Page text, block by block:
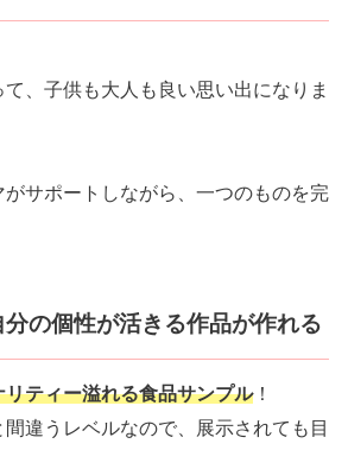
、子供も大人も良い思い出になりま
サポートしながら、一つのものを完
の個性が活きる作品が作れる
リティー溢れる食品サンプル！
違うレベルなので、展示されても目